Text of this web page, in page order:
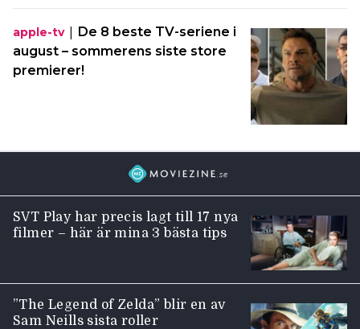
apple-tv| De 8 beste TV-seriene i
august – sommerens siste store
premierer!
SVT Play har precis lagt till 17 nya
filmer – här är mina 3 bästa tips
”The Legend of Zelda” blir en av
Sam Neills sista roller